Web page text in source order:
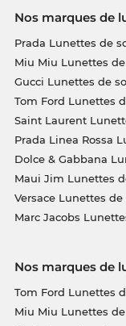
Nos marques de
Prada Lunettes de
Miu Miu Lunettes
Gucci Lunettes de
Tom Ford Lunettes
Saint Laurent
Prada Linea Rossa
Dolce & Gabbana
Maui Jim Lunettes
Versace Lunettes de
Marc Jacobs
Nos marques de
Tom Ford Lunettes
Miu Miu Lunettes